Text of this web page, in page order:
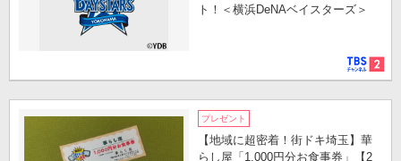
ト！＜横浜DeNAベイスターズ＞
プレゼント
【地域に超密着！街ドキ埼玉】華
らし屋「1,000円分お食事券」【2